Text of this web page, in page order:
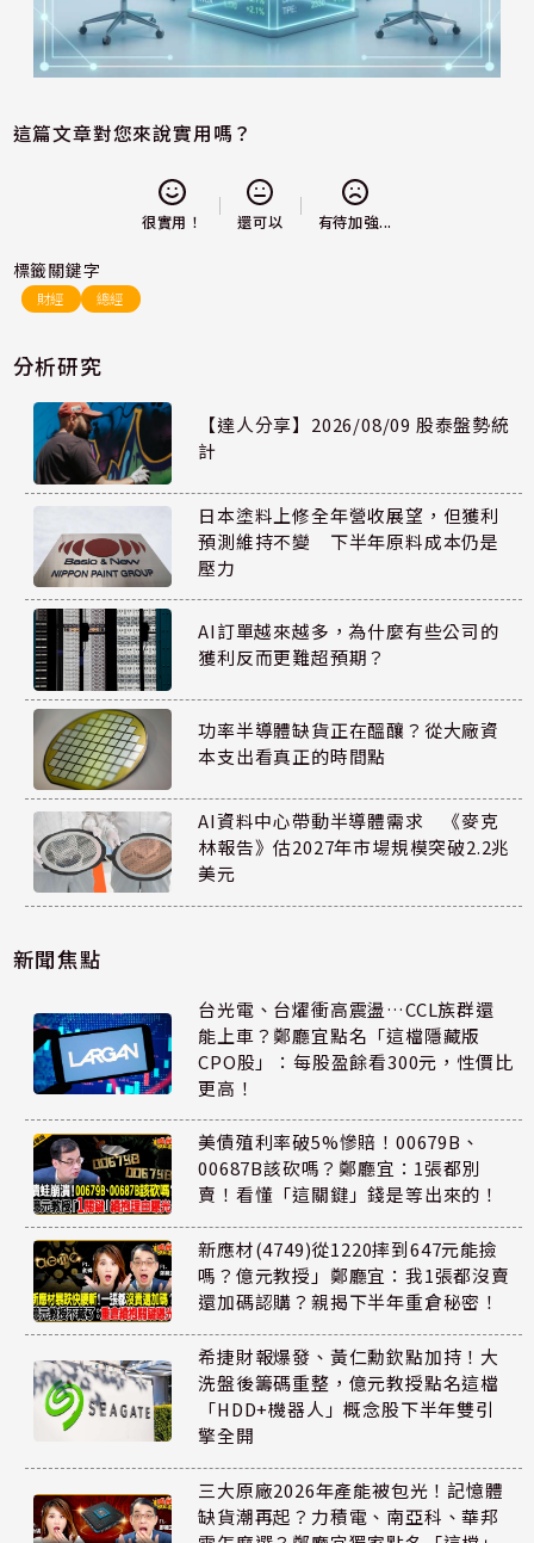
這篇文章對您來說實用嗎？
很實用！ 還可以 有待加強...
標籤關鍵字
財經 總經
分析研究
【達人分享】2026/08/09 股泰盤勢統
計
日本塗料上修全年營收展望，但獲利
預測維持不變 下半年原料成本仍是
壓力
AI訂單越來越多，為什麼有些公司的
獲利反而更難超預期？
功率半導體缺貨正在醞釀？從大廠資
本支出看真正的時間點
AI資料中心帶動半導體需求 《麥克
林報告》估2027年市場規模突破2.2兆
美元
新聞焦點
台光電、台燿衝高震盪…CCL族群還
能上車？鄭廳宜點名「這檔隱藏版
CPO股」：每股盈餘看300元，性價比
更高！
美債殖利率破5%慘賠！00679B、
00687B該砍嗎？鄭廳宜：1張都別
賣！看懂「這關鍵」錢是等出來的！
新應材(4749)從1220摔到647元能撿
嗎？億元教授」鄭廳宜：我1張都沒賣
還加碼認購？親揭下半年重倉秘密！
希捷財報爆發、黃仁勳欽點加持！大
洗盤後籌碼重整，億元教授點名這檔
「HDD+機器人」概念股下半年雙引
擎全開
三大原廠2026年產能被包光！記憶體
缺貨潮再起？力積電、南亞科、華邦